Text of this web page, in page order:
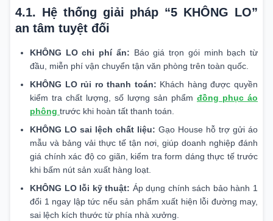
4.1. Hệ thống giải pháp “5 KHÔNG LO”
an tâm tuyệt đối
KHÔNG LO chi phí ẩn: Báo giá trọn gói minh bạch từ
đầu, miễn phí vận chuyển tận văn phòng trên toàn quốc.
KHÔNG LO rủi ro thanh toán: Khách hàng được quyền
kiểm tra chất lượng, số lượng sản phẩm đồng phục áo
phông trước khi hoàn tất thanh toán.
KHÔNG LO sai lệch chất liệu: Gạo House hỗ trợ gửi áo
mẫu và bảng vải thực tế tận nơi, giúp doanh nghiệp đánh
giá chính xác độ co giãn, kiểm tra form dáng thực tế trước
khi bấm nút sản xuất hàng loạt.
KHÔNG LO lỗi kỹ thuật: Áp dụng chính sách bảo hành 1
đổi 1 ngay lập tức nếu sản phẩm xuất hiện lỗi đường may,
sai lệch kích thước từ phía nhà xưởng.